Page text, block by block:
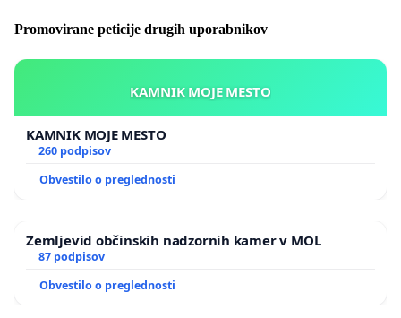
Promovirane peticije drugih uporabnikov
KAMNIK MOJE MESTO
KAMNIK MOJE MESTO
260 podpisov
Obvestilo o preglednosti
Zemljevid občinskih nadzornih kamer v MOL
87 podpisov
Obvestilo o preglednosti